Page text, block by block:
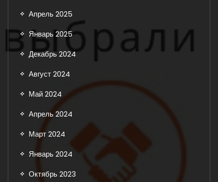
Апрель 2025
Январь 2025
Декабрь 2024
Август 2024
Май 2024
Апрель 2024
Март 2024
Январь 2024
Октябрь 2023